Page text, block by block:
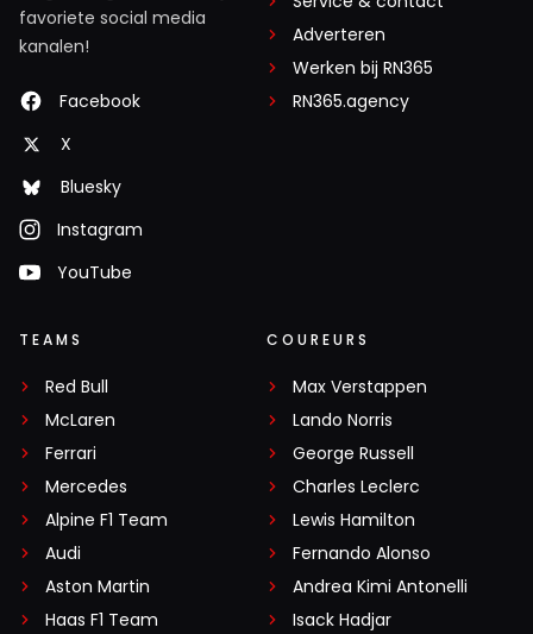
favoriete social media
kanalen!
Facebook
X
Bluesky
Instagram
YouTube
Adverteren
Werken bij RN365
RN365.agency
TEAMS
Red Bull
McLaren
Ferrari
Mercedes
Alpine F1 Team
Audi
Aston Martin
Haas F1 Team
COUREURS
Max Verstappen
Lando Norris
George Russell
Charles Leclerc
Lewis Hamilton
Fernando Alonso
Andrea Kimi Antonelli
Isack Hadjar